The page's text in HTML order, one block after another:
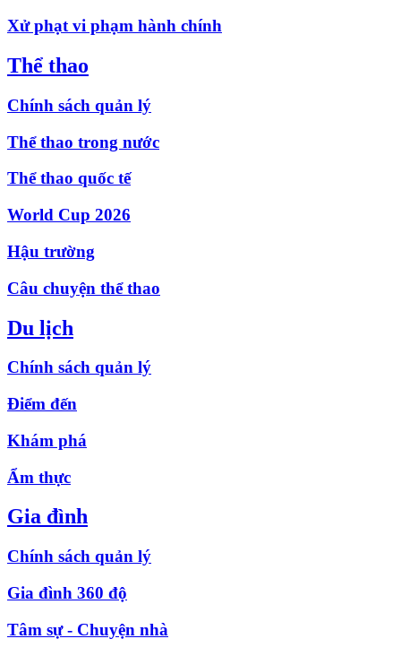
Xử phạt vi phạm hành chính
Thể thao
Chính sách quản lý
Thể thao trong nước
Thể thao quốc tế
World Cup 2026
Hậu trường
Câu chuyện thể thao
Du lịch
Chính sách quản lý
Điểm đến
Khám phá
Ẩm thực
Gia đình
Chính sách quản lý
Gia đình 360 độ
Tâm sự - Chuyện nhà